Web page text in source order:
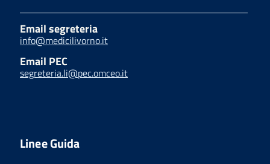
Email segreteria
info@medicilivorno.it
Email PEC
segreteria.li@pec.omceo.it
Linee Guida